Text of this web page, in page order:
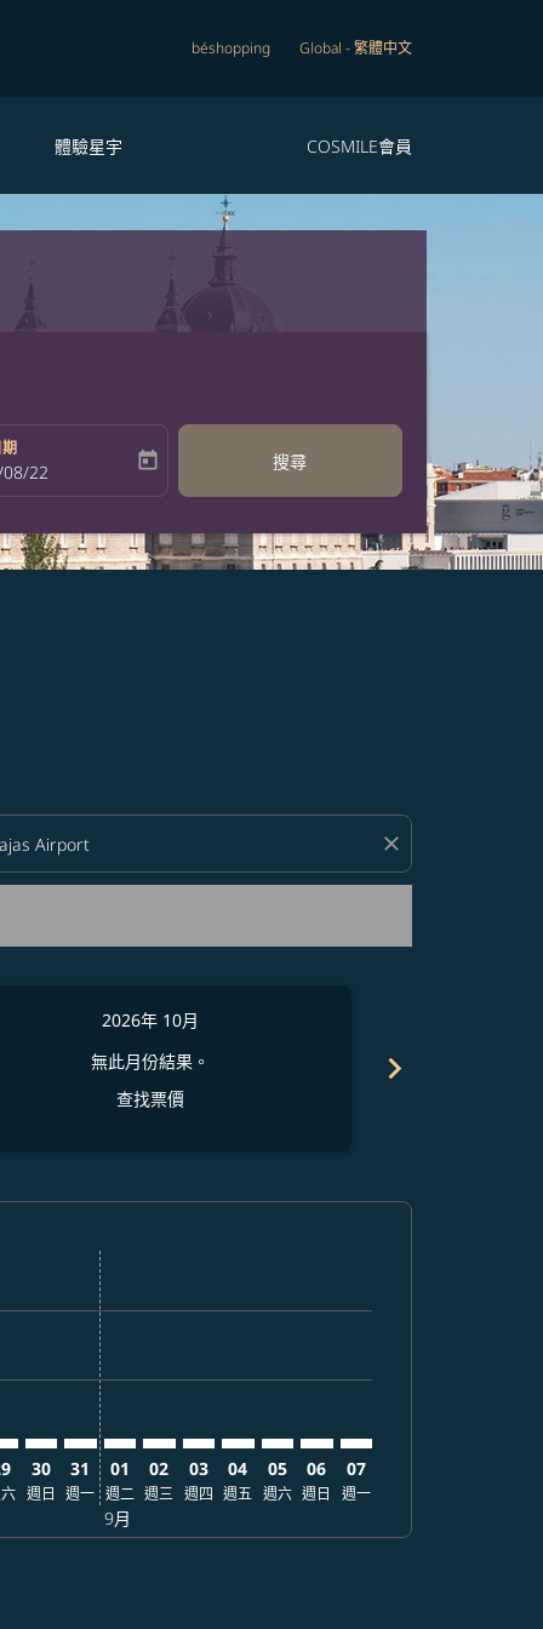
béshopping Global -繁體中文
體驗星宇 COSMILE會員
return-date-aria-label
22 today 搜尋
close
2026年 10月
無此月份結果。
查找票價
chevron_right
查找票價
查找票價查找票價
disclaimer. 查找票價
offers-disclaimer. 查找票價
view-offers-disclaimer. 查找票價
cmp-view-offers-disclaimer. 查找票價
cmp-view-offers-disclaimer. 查找票價
cmp-view-offers-disclaimer. 查找票價
CRK–MAD: cmp-view-offers-disclaimer. 查找票價
30
週日
CRK–MAD: cmp-view-offers-disclaimer. 查找票價
31
週一
01
週二
9月
02
週三
03
週四
04
週五
05
週六
06
週日
07
週一